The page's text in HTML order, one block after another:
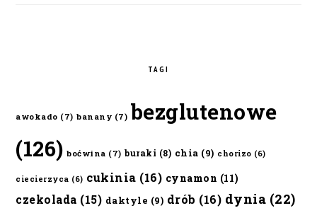
TAGI
awokado (7) banany (7) bezglutenowe
(126) boćwina (7) buraki (8) chia (9) chorizo (6)
ciecierzyca (6) cukinia (16) cynamon (11)
czekolada (15) daktyle (9) drób (16) dynia (22)